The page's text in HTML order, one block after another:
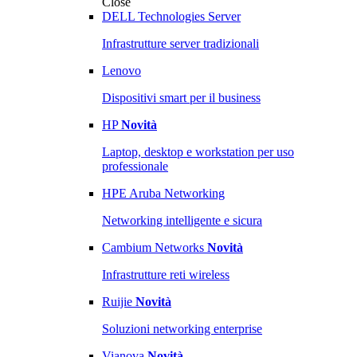
DELL Technologies Server
Infrastrutture server tradizionali
Lenovo
Dispositivi smart per il business
HPNovità
Laptop, desktop e workstation per uso
professionale
HPE Aruba Networking
Networking intelligente e sicura
Cambium Networks Novità
Infrastrutture reti wireless
Ruijie Novità
Soluzioni networking enterprise